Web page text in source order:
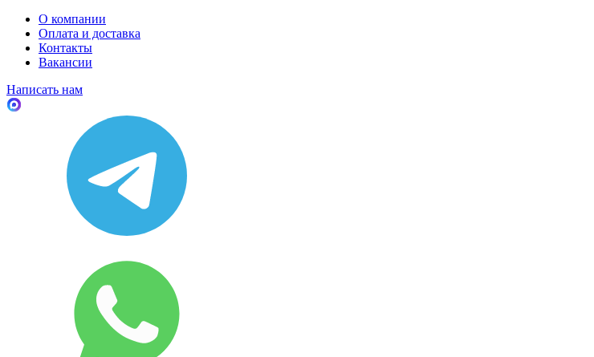
О компании
Оплата и доставка
Контакты
Вакансии
Написать нам